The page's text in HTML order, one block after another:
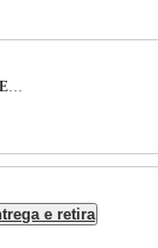
Disco Corta Gota Em Alumínio 6 Peças - Dynasty
e retira